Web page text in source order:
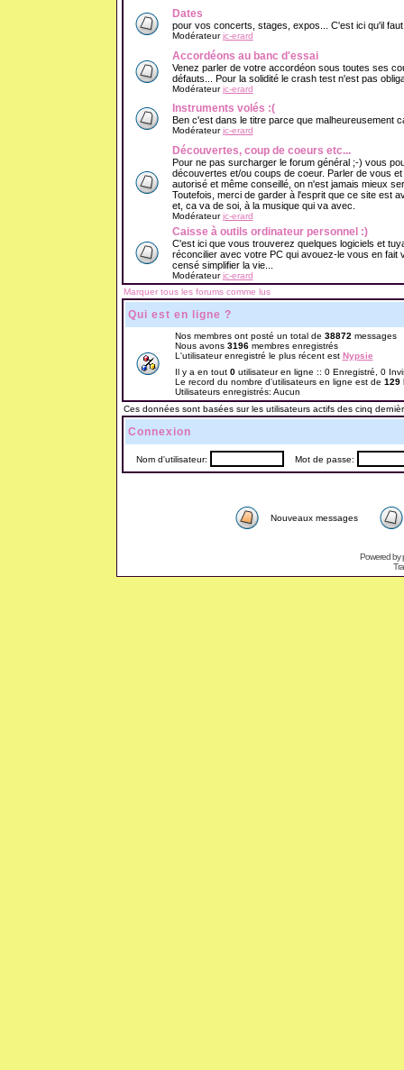
Dates
pour vos concerts, stages, expos... C'est ici qu'il
Modérateurjc-erard
Accordéons au banc d'essai
Venez parler de votre accordéon sous toutes ses
défauts... Pour la solidité le crash test n'est pas
Modérateurjc-erard
Instruments volés :(
Ben c'est dans le titre parce que malheureusement
Modérateurjc-erard
Découvertes, coup de coeurs etc...
Pour ne pas surcharger le forum général ;-) vous
découvertes et/ou coups de coeur. Parler de vous
autorisé et même conseillé, on n'est jamais mieux
Toutefois, merci de garder à l'esprit que ce site est
et, ca va de soi, à la musique qui va avec.
Modérateurjc-erard
Caisse à outils ordinateur personnel :)
C'est ici que vous trouverez quelques logiciels et
réconcilier avec votre PC qui avouez-le vous en fait
censé simplifier la vie...
Modérateurjc-erard
Marquer tous les forums comme lus
Qui est en ligne ?
Nos membres ont posté un total de 38872 messages
Nous avons 3196membres enregistrés
L'utilisateur enregistré le plus récent est Nypsie
Il y a en tout 0utilisateur en ligne :: 0 Enregistré, 0
Le record du nombre d'utilisateurs en ligne est de 129
Utilisateurs enregistrés: Aucun
Ces données sont basées sur les utilisateurs actifs des cinq
Connexion
Nom d'utilisateur: Mot de passe:
Nouveaux messages
Powered by